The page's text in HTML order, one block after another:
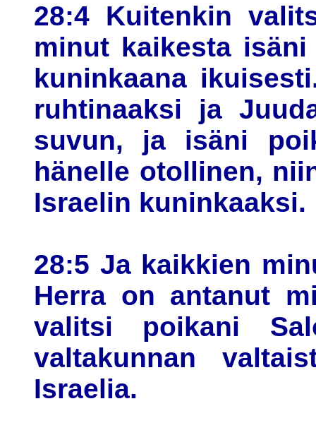
28:4 Kuitenkin
minut kaikesta
kuninkaana
ruhtinaaksi ja
suvun, ja isäni
hänelle otollinen,
Israelin kuninkaaksi.
28:5 Ja kaikkien
Herra on antanut
valitsi poikani
valtakunnan
Israelia.